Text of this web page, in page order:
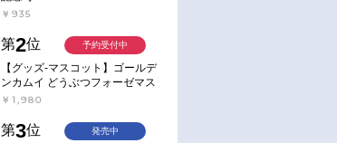
￥935
第2位
【グッズ-マスコット】ゴールデ
ンカムイ どうぶつフォーゼマス
コット 4.尾形百之助【再販】
￥1,980
予約受付中
第3位 発売中